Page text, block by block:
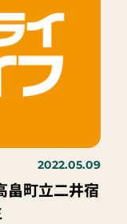
2022.05.09
畠町立二井宿